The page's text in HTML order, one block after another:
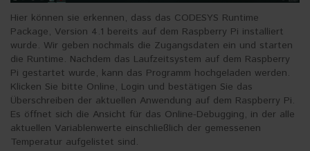
Hier können sie erkennen, dass das CODESYS Runtime
Package, Version 4.1 bereits auf dem Raspberry Pi installiert
wurde. Wir geben nochmals die Zugangsdaten ein und starten
die Runtime. Nachdem das Laufzeitsystem auf dem Raspberry
Pi gestartet wurde, kann das Programm hochgeladen werden.
Klicken Sie bitte Online, Login und bestätigen Sie das
Überschreiben der aktuellen Anwendung auf dem Raspberry Pi.
Es öffnet sich die Ansicht für das Online-Debugging, in der alle
aktuellen Variablenwerte einschließlich der gemessenen
Temperatur aufgelistet sind.